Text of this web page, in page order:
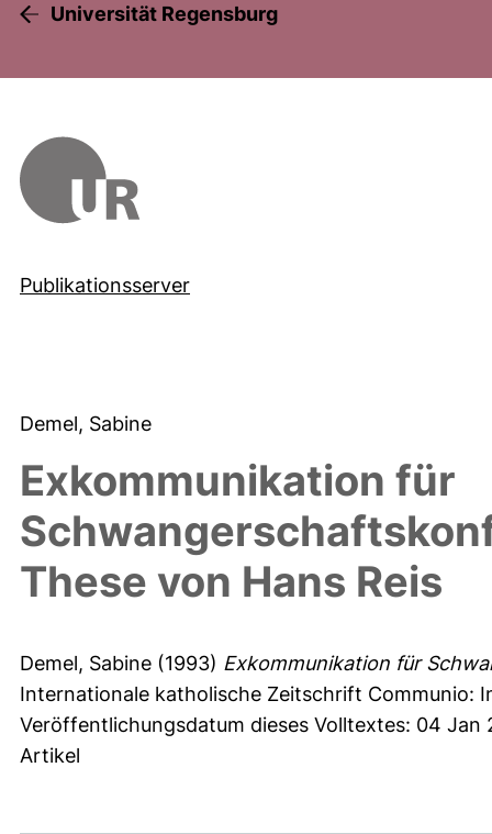
Universität Regensburg
Publikationsserver
Demel, Sabine
Exkommunikation für
These von Hans Reis
Demel, Sabine (1993) Exkommunikation für
Internationale katholische Zeitschrift Communio:
Veröffentlichungsdatum dieses Volltextes: 04 Jan
Artikel